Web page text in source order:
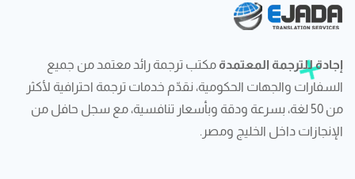
إجادة للترجمة المعتمدة مكتب ترجمة رائد معتمد من جميع
السفارات والجهات الحكومية، نقدّم خدمات ترجمة احترافية لأكثر
من 50 لغة، بسرعة ودقة وبأسعار تنافسية، مع سجل حافل من
الإنجازات داخل الخليج ومصر.